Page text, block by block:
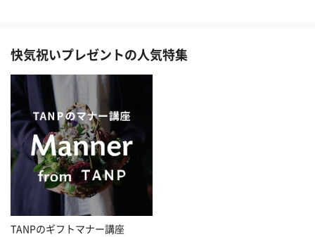
快気祝いプレゼントの人気特集
TANPのギフトマナー講座